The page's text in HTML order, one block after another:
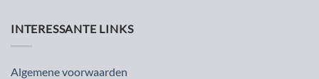
INTERESSANTE LINKS
Algemene voorwaarden